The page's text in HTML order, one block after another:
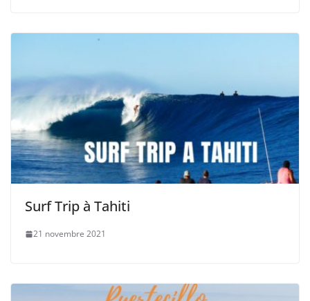
Surf Trip à Tahiti
21 novembre 2021